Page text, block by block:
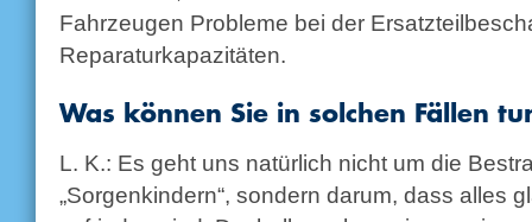
Fahrzeugen Probleme bei der
Reparaturkapazitäten.
Was können Sie in solchen Fällen
L. K.: Es geht uns natürlich nicht um die
„Sorgenkindern“, sondern darum, dass alles